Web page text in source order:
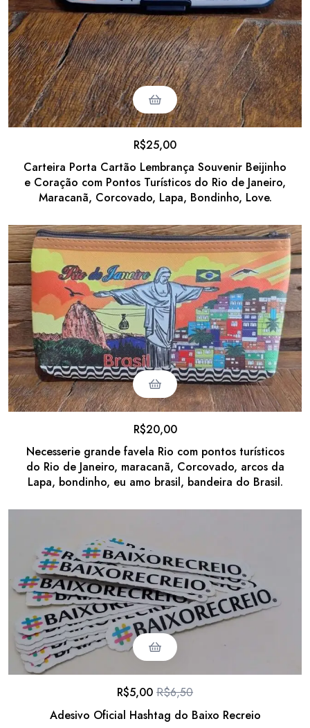
Carteira Porta Cartão Lembrança Souvenir Beijinho
e Coração com Pontos Turísticos do Rio de Janeiro,
Maracanã, Corcovado, Lapa, Bondinho, Love.
R$25,00
Necesserie grande favela Rio com pontos turísticos
do Rio de Janeiro, maracanã, Corcovado, arcos da
Lapa, bondinho, eu amo brasil, bandeira do Brasil.
R$20,00
Adesivo Oficial Hashtag do Baixo Recreio
R$6,50
R$5,00